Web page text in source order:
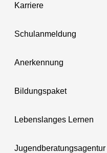
Karriere
Schulanmeldung
Anerkennung
Bildungspaket
Lebenslanges Lernen
Jugendberatungsagentur